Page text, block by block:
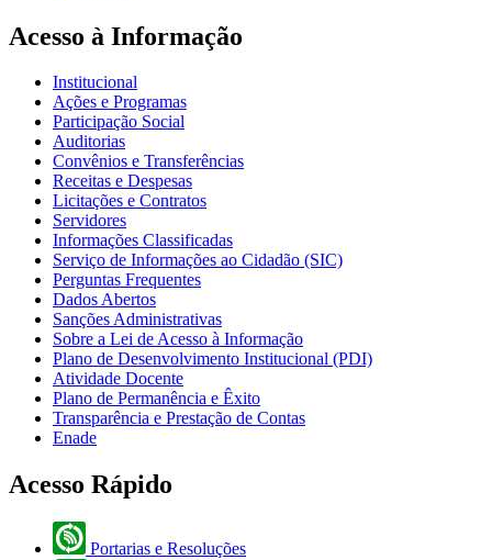
Acesso à Informação
Institucional
Ações e Programas
Participação Social
Auditorias
Convênios e Transferências
Receitas e Despesas
Licitações e Contratos
Servidores
Informações Classificadas
Serviço de Informações ao Cidadão (SIC)
Perguntas Frequentes
Dados Abertos
Sanções Administrativas
Sobre a Lei de Acesso à Informação
Plano de Desenvolvimento Institucional (PDI)
Atividade Docente
Plano de Permanência e Êxito
Transparência e Prestação de Contas
Enade
Acesso Rápido
Portarias e Resoluções